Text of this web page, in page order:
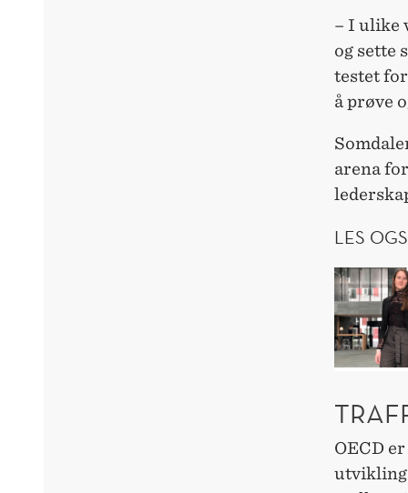
– I ulike
og sette
testet
å prøve
arena
LES
OECD